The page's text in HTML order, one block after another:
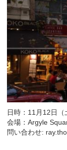
日時：11月12日
会場：Argyle
問い合わせ: